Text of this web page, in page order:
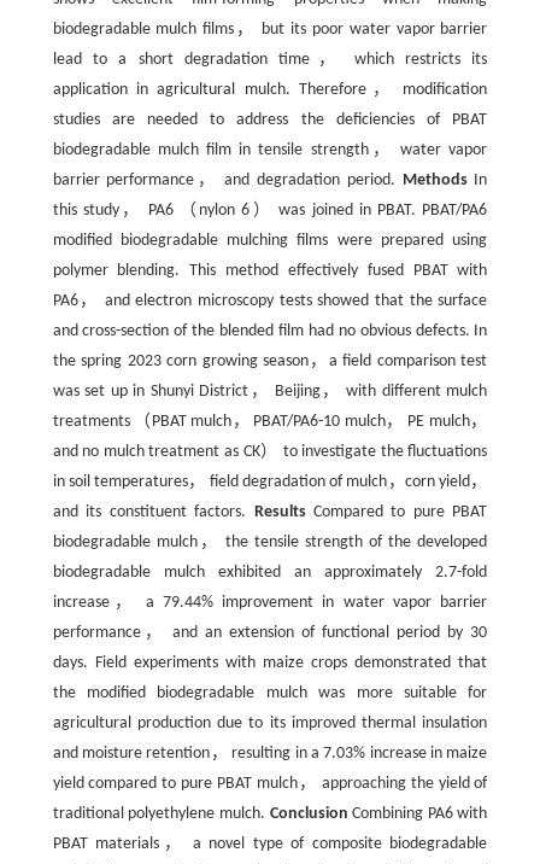
biodegradable mulch films， but its poor water vapor barrier
lead to a short degradation time， which restricts its
application in agricultural mulch. Therefore， modification
studies are needed to address the deficiencies of PBAT
biodegradable mulch film in tensile strength， water vapor
barrier performance， and degradation period. MethodsIn
this study， PA6 （nylon 6） was joined in PBAT. PBAT/PA6
modified biodegradable mulching films were prepared using
polymer blending. This method effectively fused PBAT with
PA6， and electron microscopy tests showed that the surface
and cross-section of the blended film had no obvious defects. In
the spring 2023 corn growing season，a field comparison test
was set up in Shunyi District， Beijing， with different mulch
treatments （PBAT mulch， PBAT/PA6-10 mulch， PE mulch，
and no mulch treatment as CK） to investigate the fluctuations
in soil temperatures， field degradation of mulch，corn yield，
and its constituent factors. ResultsCompared to pure PBAT
biodegradable mulch， the tensile strength of the developed
biodegradable mulch exhibited an approximately 2.7-fold
increase， a 79.44% improvement in water vapor barrier
performance， and an extension of functional period by 30
days. Field experiments with maize crops demonstrated that
the modified biodegradable mulch was more suitable for
agricultural production due to its improved thermal insulation
and moisture retention， resulting in a 7.03% increase in maize
yield compared to pure PBAT mulch， approaching the yield of
traditional polyethylene mulch. Conclusion Combining PA6 with
PBAT materials， a novel type of composite biodegradable